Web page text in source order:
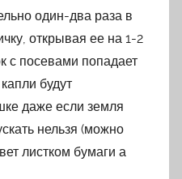
один-два раза в
открывая ее на 1-2
с посевами попадает
будут
даже если земля
нельзя (можно
листком бумаги а